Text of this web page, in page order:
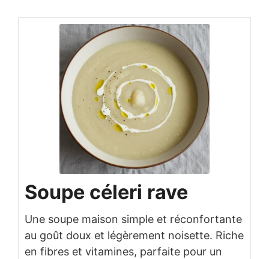
Soupe céleri rave
Une soupe maison simple et réconfortante
au goût doux et légèrement noisette. Riche
en fibres et vitamines, parfaite pour un